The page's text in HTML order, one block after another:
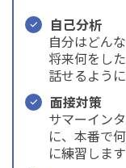
自己分析
自分はどん
将来何をし
話せるよう
面接対策
サマーイン
に、本番で
に練習します